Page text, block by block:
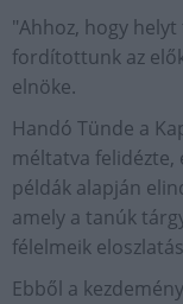
"Ahhoz, hogy
fordítottunk az
elnöke.
Handó Tünde a
méltatva felidézte,
példák alapján
amely a tanúk
félelmeik
Ebből a